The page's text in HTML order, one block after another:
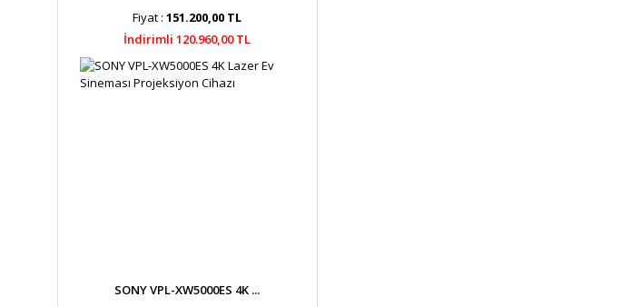
Fiyat :151.200,00 TL
İndirimli 120.960,00 TL
SONY VPL-XW5000ES 4K ...